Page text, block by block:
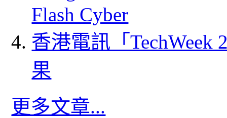
Flash Cyber
香港電訊「
果
更多文章...